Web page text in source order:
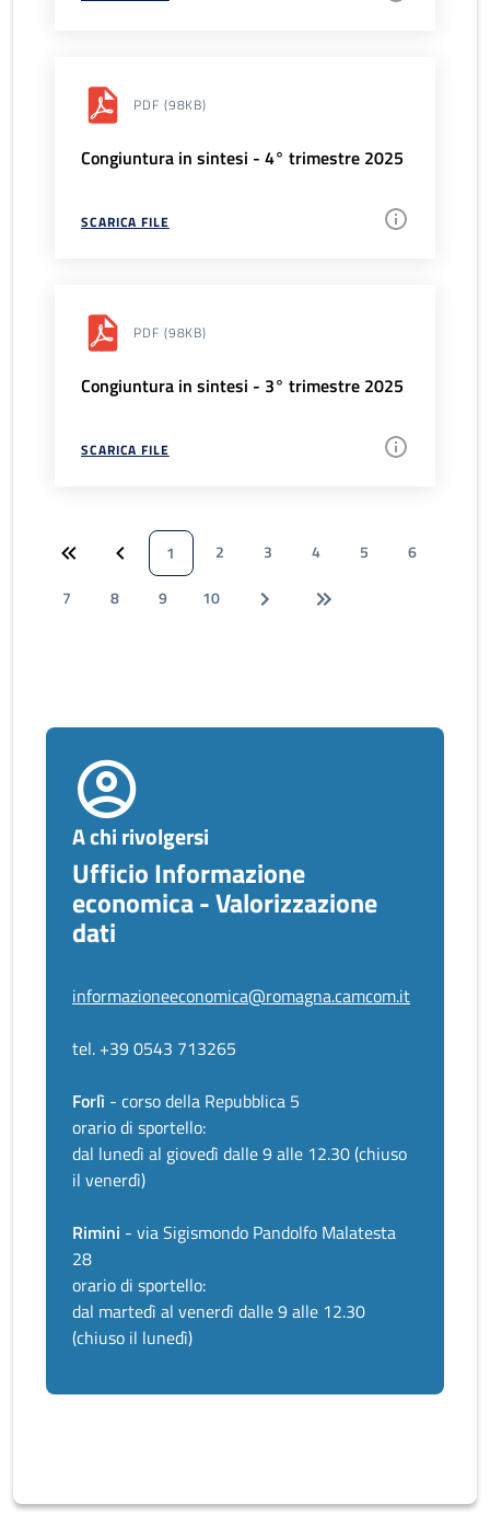
PDF (98KB)
Congiuntura in sintesi - 4° trimestre 2025
SCARICA FILE
PDF (98KB)
Congiuntura in sintesi - 3° trimestre 2025
SCARICA FILE
1 2 3 4 5
6
7
8 9 10
A chi rivolgersi
Ufficio Informazione
economica - Valorizzazione
dati
informazioneeconomica@romagna.camcom.it
tel. +39 0543 713265
Forlì - corso della Repubblica 5
orario di sportello:
dal lunedì al giovedì dalle 9 alle 12.30 (chiuso
il venerdì)
Rimini - via Sigismondo Pandolfo Malatesta
28
orario di sportello:
dal martedì al venerdì dalle 9 alle 12.30
(chiuso il lunedì)